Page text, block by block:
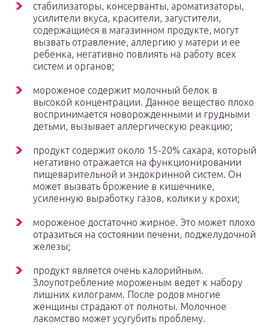
стабилизаторы, консерванты, ароматизаторы,
усилители вкуса, красители, загустители,
содержащиеся в магазинном продукте, могут
вызвать отравление, аллергию у матери и ее
ребенка, негативно повлиять на работу всех
систем и органов;
мороженое содержит молочный белок в
высокой концентрации. Данное вещество плохо
воспринимается новорожденными и грудными
детьми, вызывает аллергическую реакцию;
продукт содержит около 15-20% сахара, который
негативно отражается на функционировании
пищеварительной и эндокринной систем. Он
может вызвать брожение в кишечнике,
усиленную выработку газов, колики у крохи;
мороженое достаточно жирное. Это может плохо
отразиться на состоянии печени, поджелудочной
железы;
продукт является очень калорийным.
Злоупотребление мороженым ведет к набору
лишних килограмм. После родов многие
женщины страдают от полноты. Молочное
лакомство может усугубить проблему.